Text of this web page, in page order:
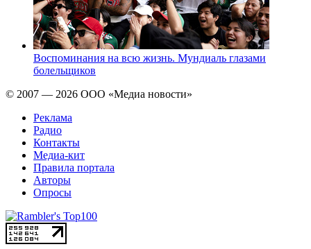
Воспоминания на всю жизнь. Мундиаль глазами
болельщиков
© 2007 — 2026 ООО «Медиа новости»
Реклама
Радио
Контакты
Медиа-кит
Правила портала
Авторы
Опросы